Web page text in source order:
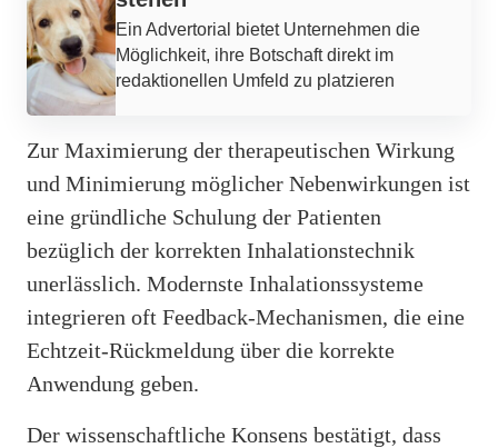
Ein Advertorial bietet Unternehmen die
Möglichkeit, ihre Botschaft direkt im
redaktionellen Umfeld zu platzieren
Zur Maximierung der therapeutischen Wirkung
und Minimierung möglicher Nebenwirkungen ist
eine gründliche Schulung der Patienten
bezüglich der korrekten Inhalationstechnik
unerlässlich. Modernste Inhalationssysteme
integrieren oft Feedback-Mechanismen, die eine
Echtzeit-Rückmeldung über die korrekte
Anwendung geben.
Der wissenschaftliche Konsens bestätigt, dass